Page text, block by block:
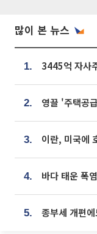
많이 본 뉴스
1.
2.
3.
4. 바다 태운 폭
5.